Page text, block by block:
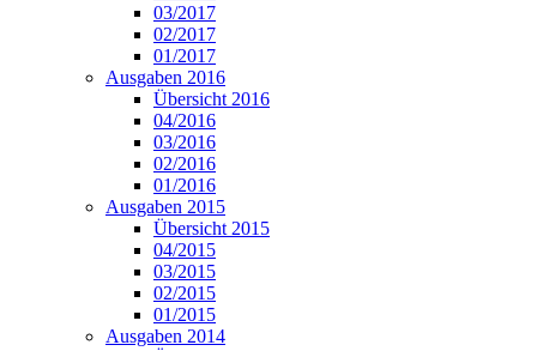
03/2017
02/2017
01/2017
Ausgaben 2016
Übersicht 2016
04/2016
03/2016
02/2016
01/2016
Ausgaben 2015
Übersicht 2015
04/2015
03/2015
02/2015
01/2015
Ausgaben 2014